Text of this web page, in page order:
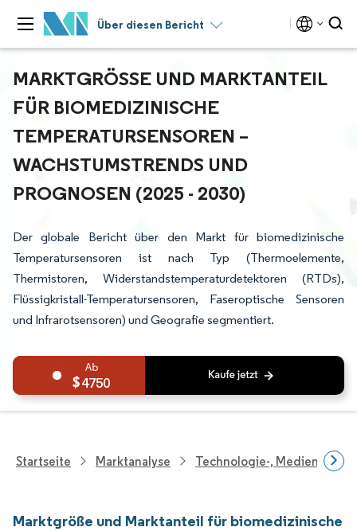
Über diesen Bericht
MARKTGRÖSSE UND MARKTANTEIL F
ÜR BIOMEDIZINISCHE T
EMPERATURSENSOREN – W
ACHSTUMSTRENDS UND P
ROGNOSEN (2025 - 2030)
Der globale Bericht über den Markt für biomedizinische
Temperatursensoren ist nach Typ (Thermoelemente,
Thermistoren, Widerstandstemperaturdetektoren (RTDs),
Flüssigkristall-Temperatursensoren, Faseroptische Sensoren
und Infrarotsensoren) und Geografie segmentiert.
4750
Startseite Marktanalyse Technologie-, Medien- Und
Marktgröße und Marktanteil für biomedizinische